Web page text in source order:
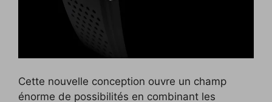
Cette nouvelle conception ouvre un champ
énorme de possibilités en combinant les